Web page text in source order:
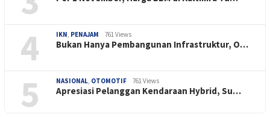
4 IKN PENAJAM 761 Views
Bukan Hanya Pembangunan Infrastruktur, O…
5 NASIONAL OTOMOTIF 761 Views
Apresiasi Pelanggan Kendaraan Hybrid, Su…